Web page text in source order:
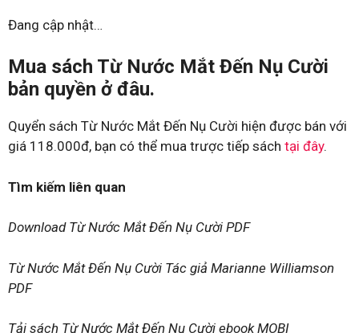
Đang cập nhật…
Mua sách Từ Nước Mắt Đến Nụ Cười
bản quyền ở đâu.
Quyển sách Từ Nước Mắt Đến Nụ Cười hiện được bán với
giá 118.000đ, bạn có thể mua trược tiếp sách tại đây.
Tìm kiếm liên quan
Download Từ Nước Mắt Đến Nụ Cười PDF
Từ Nước Mắt Đến Nụ Cười Tác giả Marianne Williamson
PDF
Tải sách Từ Nước Mắt Đến Nụ Cười ebook MOBI